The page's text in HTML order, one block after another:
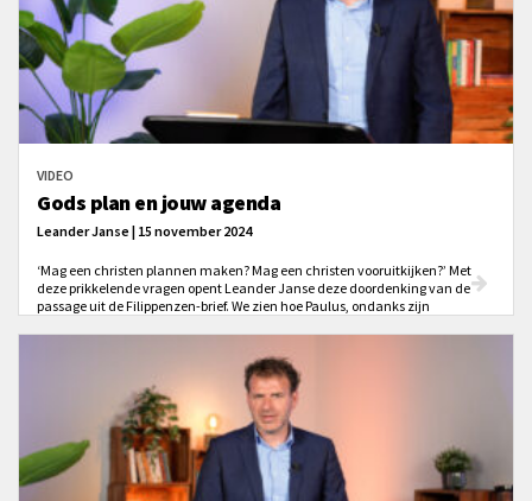
VIDEO
Gods plan en jouw agenda
Leander Janse | 15 november 2024
‘Mag een christen plannen maken? Mag een christen vooruitkijken?’ Met
deze prikkelende vragen opent Leander Janse deze doordenking van de
passage uit de Filippenzen-brief. We zien hoe Paulus, ondanks zijn